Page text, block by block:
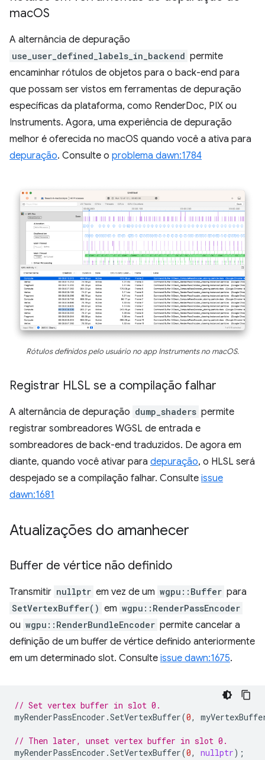
macOS
A alternância de depuração
use_user_defined_labels_in_backend permite
encaminhar rótulos de objetos para o back-end para
que possam ser vistos em ferramentas de depuração
específicas da plataforma, como RenderDoc, PIX ou
Instruments. Agora, uma experiência de depuração
melhor é oferecida no macOS quando você a ativa para
depuração. Consulte o problema dawn:1784
Rótulos definidos pelo usuário no app Instruments no macOS.
Registrar HLSL se a compilação falhar
A alternância de depuração dump_shaders permite
registrar sombreadores WGSL de entrada e
sombreadores de back-end traduzidos. De agora em
diante, quando você ativar para depuração, o HLSL será
despejado se a compilação falhar. Consulte issue
dawn:1681
Atualizações do amanhecer
Buffer de vértice não definido
Transmitir nullptr em vez de um wgpu::Buffer para
SetVertexBuffer() em wgpu::RenderPassEncoder
ou wgpu::RenderBundleEncoder permite cancelar a
definição de um buffer de vértice definido anteriormente
em um determinado slot. Consulte issue dawn:1675.
// Set vertex buffer in slot 0.
myRenderPassEncoder .SetVertexBuffer(0,
// Then later, unset vertex buffer in slot 0.
myRenderPassEncoder .SetVertexBuffer(0, nullptr);